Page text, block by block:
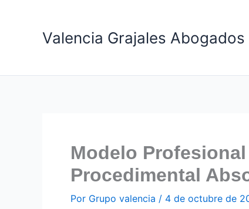
contenidoValencia Grajales Abogados
Modelo
Procedimental
Por Grupo valencia / 4 de octubre de